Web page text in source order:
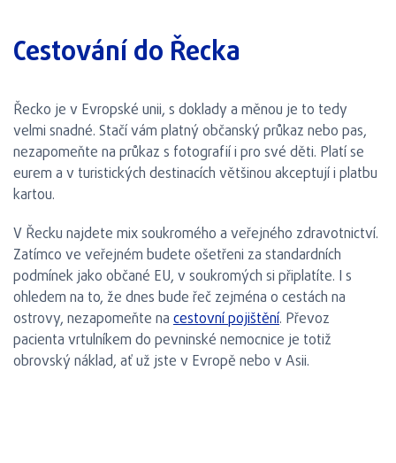
Cestování do Řecka
Řecko je v Evropské unii, s doklady a měnou je to tedy
velmi snadné. Stačí vám platný občanský průkaz nebo pas,
nezapomeňte na průkaz s fotografií i pro své děti. Platí se
eurem a v turistických destinacích většinou akceptují i platbu
kartou.
V Řecku najdete mix soukromého a veřejného zdravotnictví.
Zatímco ve veřejném budete ošetřeni za standardních
podmínek jako občané EU, v soukromých si připlatíte. I s
ohledem na to, že dnes bude řeč zejména o cestách na
ostrovy, nezapomeňte na cestovní pojištění. Převoz
pacienta vrtulníkem do pevninské nemocnice je totiž
obrovský náklad, ať už jste v Evropě nebo v Asii.